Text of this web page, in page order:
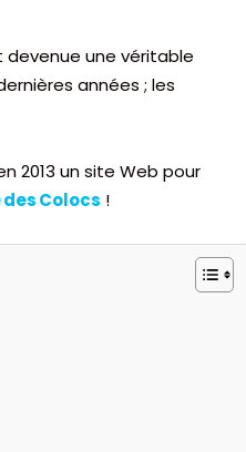
devenue une véritable
années ; les
2013 un site Web pour
Colocs !